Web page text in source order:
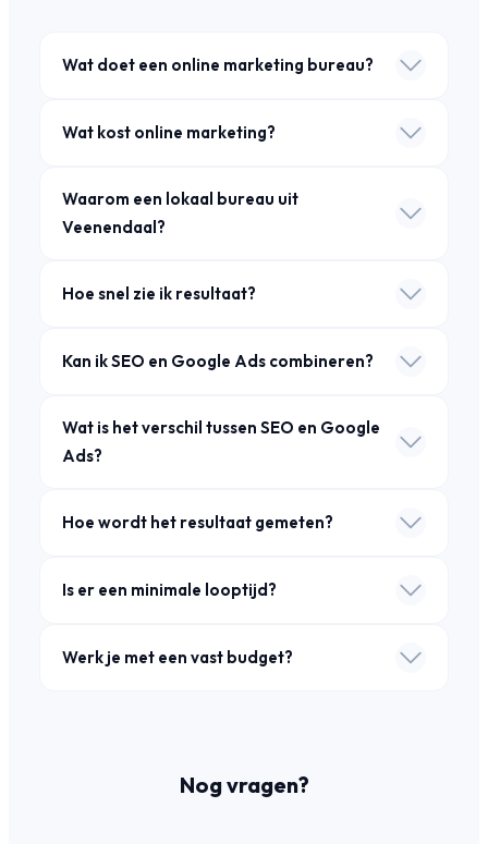
Wat doet een online marketing bureau?
Wat kost online marketing?
Waarom een lokaal bureau uit
Veenendaal?
Hoe snel zie ik resultaat?
Kan ik SEO en Google Ads combineren?
Wat is het verschil tussen SEO en Google
Ads?
Hoe wordt het resultaat gemeten?
Is er een minimale looptijd?
Werk je met een vast budget?
Nog vragen?